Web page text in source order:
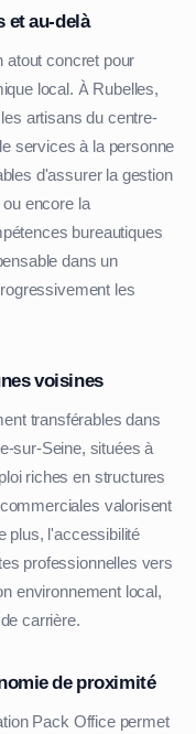
et au-delà
atout concret pour
local. À Rubelles,
artisans du centre-
services à la personne
d'assurer la gestion
encore la
bureautiques
dans un
les
voisines
transférables dans
sur-Seine, situées à
riches en structures
valorisent
plus, l'accessibilité
professionnelles vers
environnement local,
carrière.
de proximité
Pack Office permet